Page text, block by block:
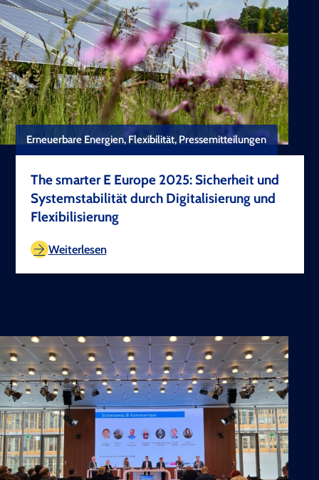
Erneuerbare Energien, Flexibilität, Pressemitteilungen
The smarter E Europe 2025: Sicherheit und
Systemstabilität durch Digitalisierung und
Flexibilisierung
Weiterlesen